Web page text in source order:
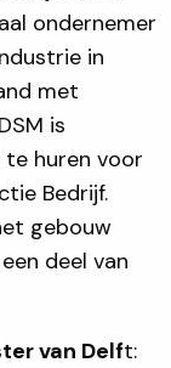
ondernemer
in
met
is
huren voor
Bedrijf.
gebouw
deel van
van Delft: